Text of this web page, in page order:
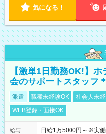
気になる！
【激単1日勤務OK!】
会のサポートスタッフ
派遣 職種未経験OK 社会人未
WEB登録・面接OK
給与
日給1万5000円～※実